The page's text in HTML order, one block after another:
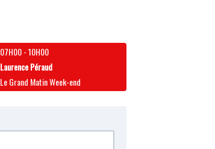
07H00-10H00
Laurence Péraud
Le Grand Matin Week-end